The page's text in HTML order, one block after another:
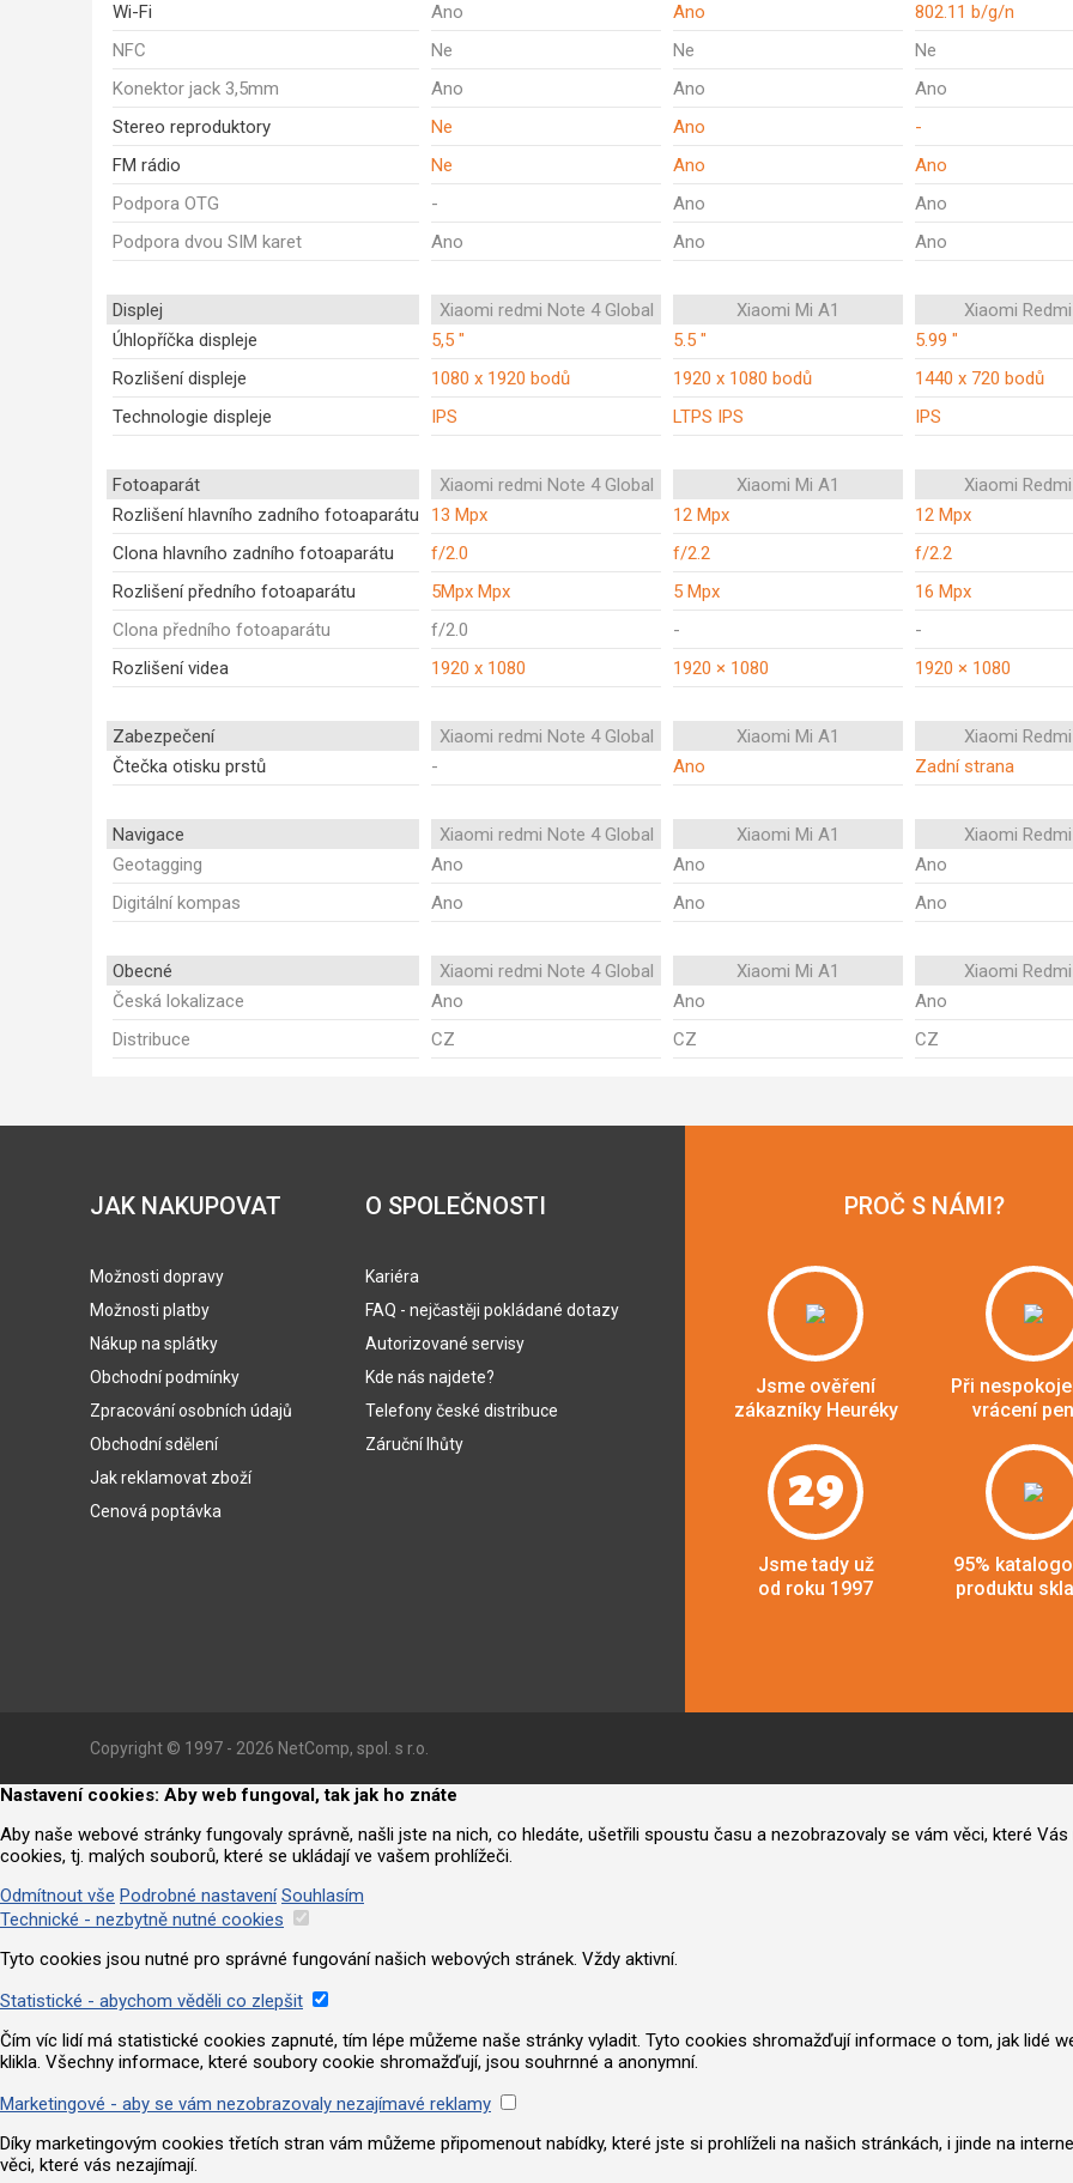
Wi-Fi
Ano Ano
802.11 b/g/n
NFC
Ne Ne
Ne
Konektor jack 3,5mm
Ano Ano
Ano
Stereo reproduktory
Ne Ano
-
FM rádio
Ne Ano
Ano
Podpora OTG
- Ano
Ano
Podpora dvou SIM karet
Ano Ano Ano
Displej Xiaomi redmi Note 4 Global Xiaomi Mi A1
Xiaomi
Úhlopříčka displeje
5,5 " 5.5 "
5.99 "
Rozlišení displeje
1080 x 1920 bodů 1920 x 1080 bodů
1440 x 720 bodů
Technologie displeje
IPS LTPS IPS IPS
Fotoaparát Xiaomi redmi Note 4 Global Xiaomi Mi A1
Xiaomi
Rozlišení hlavního zadního fotoaparátu
13 Mpx 12 Mpx
12 Mpx
Clona hlavního zadního fotoaparátu
f/2.0 f/2.2
f/2.2
Rozlišení předního fotoaparátu
5Mpx Mpx 5 Mpx
16 Mpx
Clona předního fotoaparátu
f/2.0 -
-
Rozlišení videa
1920 x 1080 1920 × 1080 1920 × 1080
Zabezpečení Xiaomi redmi Note 4 Global Xiaomi Mi A1
Xiaomi
Čtečka otisku prstů
- Ano Zadní strana
Navigace Xiaomi redmi Note 4 Global Xiaomi Mi A1
Xiaomi
Geotagging
Ano Ano
Ano
Digitální kompas
Ano Ano Ano
Obecné Xiaomi redmi Note 4 Global Xiaomi Mi A1
Xiaomi
Česká lokalizace
Ano Ano
Ano
Distribuce
CZ CZ CZ
JAK NAKUPOVAT
Možnosti dopravy
Možnosti platby
Nákup na splátky
Obchodní podmínky
Zpracování osobních údajů
Obchodní sdělení
Jak reklamovat zboží
Cenová poptávka
O SPOLEČNOSTI
Kariéra
FAQ - nejčastěji pokládané dotazy
Autorizované servisy
Kde nás najdete?
Telefony české distribuce
Záruční lhůty
PROČ S NÁMI?
Jsme ověření
zákazníky Heuréky
Při
vrácení
29
Jsme tady už
od roku 1997
95%
produktu
Copyright © 1997 - 2026 NetComp, spol. s r.o.
Nastavení cookies: Aby web fungoval, tak jak ho znáte
Aby naše webové stránky fungovaly správně, našli jste na nich, co hledáte, ušetřili spoustu času a nezobrazovaly se vám věci, které
cookies, tj. malých souborů, které se ukládají ve vašem prohlížeči.
Odmítnout vše Podrobné nastavení Souhlasím
Technické - nezbytně nutné cookies
Tyto cookies jsou nutné pro správné fungování našich webových stránek. Vždy aktivní.
Statistické - abychom věděli co zlepšit
Čím víc lidí má statistické cookies zapnuté, tím lépe můžeme naše stránky vyladit. Tyto cookies shromažďují informace o tom, jak lidé
klikla. Všechny informace, které soubory cookie shromažďují, jsou souhrnné a anonymní.
Marketingové - aby se vám nezobrazovaly nezajímavé reklamy
Díky marketingovým cookies třetích stran vám můžeme připomenout nabídky, které jste si prohlíželi na našich stránkách, i jinde na
věci, které vás nezajímají.